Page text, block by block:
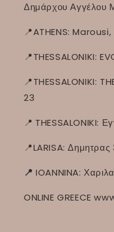
Δημάρχου Αγγέλου
📍ATHENS:
📍THESSALONIKI:
📍THESSALONIKI:
23
📍 THESSALONIKI:
📍LARISA: Δημητρας
📍 IOANNINA:
ONLINE GREECE